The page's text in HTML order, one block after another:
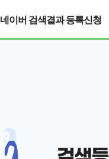
네이버 검색결과 등록신청